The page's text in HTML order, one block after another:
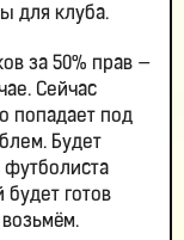
для клуба.
за 50% прав —
Сейчас
попадает под
Будет
футболиста
готов